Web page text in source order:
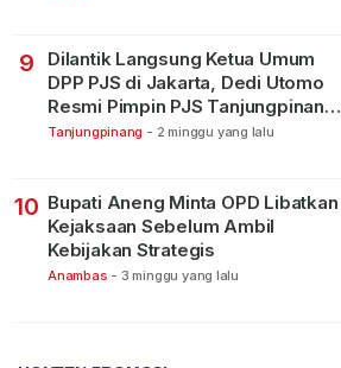
9
Dilantik Langsung Ketua Umum
DPP PJS di Jakarta, Dedi Utomo
Resmi Pimpin PJS Tanjungpinang-
Bintan
Tanjungpinang - 2 minggu yang lalu
10 Bupati Aneng Minta OPD Libatkan
Kejaksaan Sebelum Ambil
Kebijakan Strategis
Anambas - 3 minggu yang lalu